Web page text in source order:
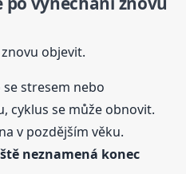
objevit.
stresem nebo
cyklus se může obnovit.
v pozdějším věku.
neznamená konec